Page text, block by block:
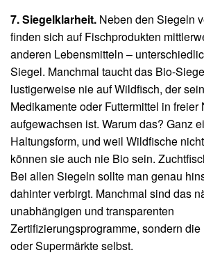
7. Siegelklarheit. Neben den Siegeln
finden sich auf Fischprodukten
anderen Lebensmitteln –
Siegel. Manchmal taucht das Bio-
lustigerweise nie auf Wildfisch, der
Medikamente oder Futtermittel in freier
aufgewachsen ist. Warum das? Ganz
Haltungsform, und weil Wildfische
können sie auch nie Bio sein.
Bei allen Siegeln sollte man genau
dahinter verbirgt. Manchmal sind das
unabhängigen und transparenten
Zertifizierungsprogramme, sondern
oder Supermärkte selbst.